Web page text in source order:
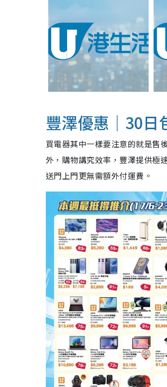
豐澤優惠｜30日
買電器其中一樣要注意的就是售
外，購物講究效率，豐澤提供極
送門上門更無需額外付運費。